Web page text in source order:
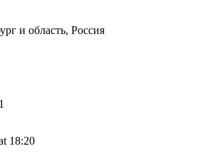
и область, Россия
18:20